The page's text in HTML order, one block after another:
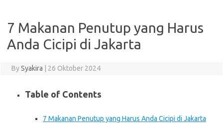
7 Makanan Penutup yang Harus
Anda Cicipi di Jakarta
BySyakira 26 Oktober 2024
Table of Contents
7 Makanan Penutup yang Harus Anda Cicipi di Jakarta